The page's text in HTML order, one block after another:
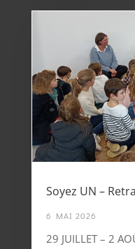
Soyez UN –
6 MAI 2026
29 JUILLET – 2